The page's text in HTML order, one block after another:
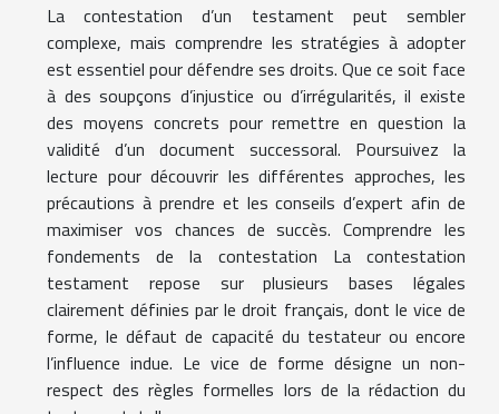
La contestation d’un testament peut sembler
complexe, mais comprendre les stratégies à adopter
est essentiel pour défendre ses droits. Que ce soit face
à des soupçons d’injustice ou d’irrégularités, il existe
des moyens concrets pour remettre en question la
validité d’un document successoral. Poursuivez la
lecture pour découvrir les différentes approches, les
précautions à prendre et les conseils d’expert afin de
maximiser vos chances de succès. Comprendre les
fondements de la contestation La contestation
testament repose sur plusieurs bases légales
clairement définies par le droit français, dont le vice de
forme, le défaut de capacité du testateur ou encore
l’influence indue. Le vice de forme désigne un non-
respect des règles formelles lors de la rédaction du